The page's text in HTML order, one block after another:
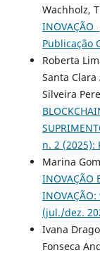
Wachholz,
INOVAÇÃO
Publicação
Roberta
Santa Clara
Silveira
n. 2
Marina
INOVAÇÃO
(jul./dez.
Ivana
Fonseca